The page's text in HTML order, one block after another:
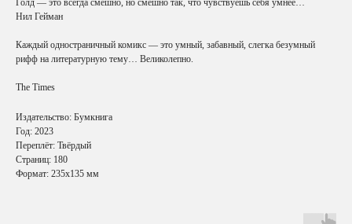
Нил Гейман
Каждый одностраничный комикс — это умный, забавный, слегка безумный
рифф на литературную тему… Великолепно.
The Times
Издательство: Бумкнига
Год: 2023
Переплёт: Твёрдый
Страниц: 180
Формат: 235x135 мм